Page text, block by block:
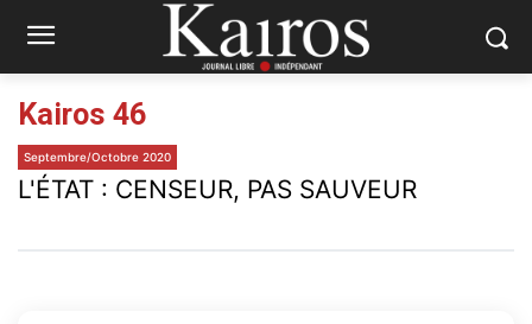
Kairos 46
Septembre/Octobre 2020
L'ÉTAT : CENSEUR, PAS SAUVEUR